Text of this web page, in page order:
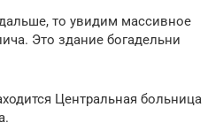
то увидим массивное
Это здание богадельни
Центральная больница